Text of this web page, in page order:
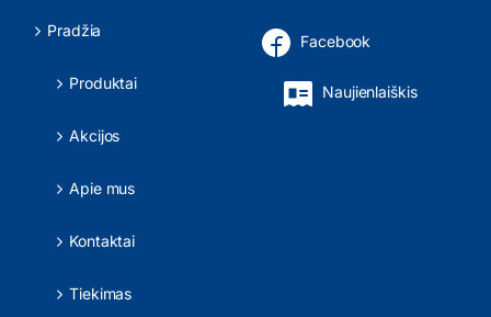
Pradžia
Produktai
Akcijos
Apie mus
Kontaktai
Tiekimas
Facebook
Naujienlaiškis